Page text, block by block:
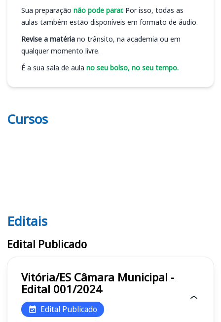
Sua preparação não pode parar. Por isso, todas as
aulas também estão disponíveis em formato de áudio.
Revise a matéria no trânsito, na academia ou em
qualquer momento livre.
É a sua sala de aula no seu bolso, no seu tempo.
Cursos
Editais
Editais
Edital Publicado
Vitória/ES Câmara Municipal -
Edital 001/2024
Edital Publicado